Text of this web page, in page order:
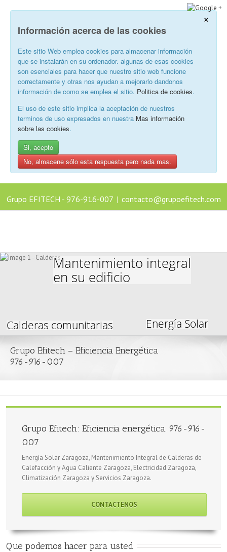
×
Información acerca de las cookies
Este sitio Web emplea cookies para almacenar información
que se instalarán en su ordenador. algunas de esas cookies
son esenciales para hacer que nuestro sitio web funcione
correctamente y otras nos ayudan a mejorarlo dandonos
información de como se emplea el sitio. Politica de cookies.
El uso de este sitio implica la aceptación de nuestros
terminos de uso expresados en nuestra Mas información
sobre las cookies.
Si, acepto
No, almacene sólo esta respuesta pero nada mas.
Grupo EFITECH - 976-916-007 | contacto@grupoefitech.com
Mantenimiento integral
en su edificio
Calderas comunitarias Energía Solar
Grupo Efitech – Eficiencia Energética
976-916-007
Grupo Efitech: Eficiencia energética. 976-916-
007
Energía Solar Zaragoza, Mantenimiento Integral de Calderas de
Calefacción y Agua Caliente Zaragoza, Electricidad Zaragoza,
Climatización Zaragoza y Servicios Zaragoza.
CONTACTENOS
Que podemos hacer para usted